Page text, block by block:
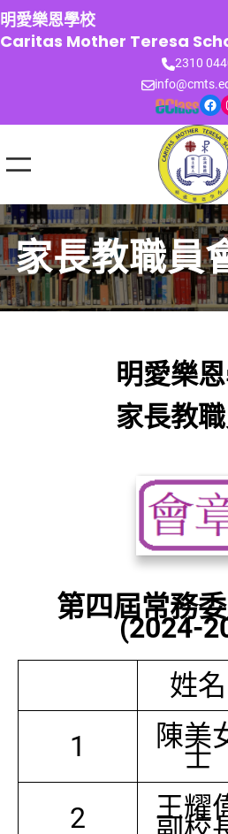
跳
至
主
明愛樂恩學校
Caritas Mother Teresa
2310
Facebook
家長教職員
明愛樂
家長教
第四屆常務
(2024-
姓名
1
陳美
士
2 王耀